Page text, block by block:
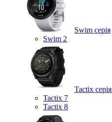
Swim серія
Swim 2
Tactix серія
Tactix 7
Tactix 8